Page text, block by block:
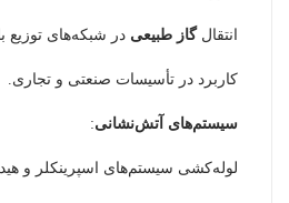
انتقالگاز طبیعی در شبکه‌های توزیع
کاربرد در تأسیسات صنعتی و تجاری.
سیستم‌های آتش‌نشانی:
لوله‌کشی سیستم‌های اسپرینکلر و